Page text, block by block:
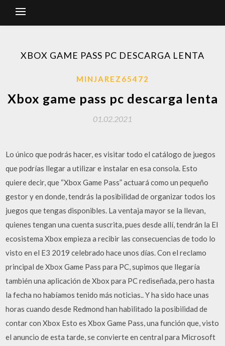
XBOX GAME PASS PC DESCARGA LENTA
MINJAREZ65472
Xbox game pass pc descarga lenta
01.02.2021
Lo único que podrás hacer, es visitar todo el catálogo de juegos
que podrías llegar a utilizar e instalar en esa consola. Esto
quiere decir, que “Xbox Game Pass” actuará como un pequeño
gestor y en donde, tendrás la posibilidad de organizar todos los
juegos que tengas disponibles. La ventaja mayor se la llevan,
quienes tengan una cuenta suscrita, pues desde allí, tendrán la El
ecosistema Xbox empieza a recibir las consecuencias de todo lo
visto en el E3 2019 celebrado hace unos días. Con el reclamo
principal de Xbox Game Pass para PC, supimos que llegaría
también una aplicación de Xbox para PC rediseñada, pero hasta
la fecha no habíamos tenido más noticias.. Y ha sido hace unas
horas cuando desde Redmond han habilitado la posibilidad de
contar con Xbox Esto es Xbox Game Pass, una función que, visto
el anuncio de esta tarde, se convierte en central para Microsoft